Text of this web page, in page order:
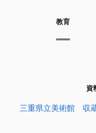
教育
資
三重県立美術館 収